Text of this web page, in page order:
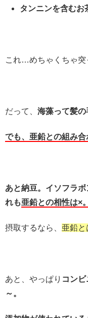
タンニンを含むお
これ…めちゃくちゃ突
だって、 海藻って髪の
でも、亜鉛との組み合
あと納豆。イソフラ
れも亜鉛との相性は×。
摂取するなら、 亜鉛と
あと、やっぱり コン
～。